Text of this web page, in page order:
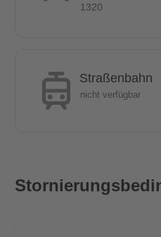
1320
Straßenbahn
nicht verfügbar